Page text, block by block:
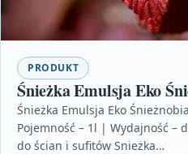
PRODUKT
Śnieżka Emulsja Eko
Śnieżka Emulsja Eko
Pojemność – 1l | Wydajność –
do ścian i sufitów Snieżka…